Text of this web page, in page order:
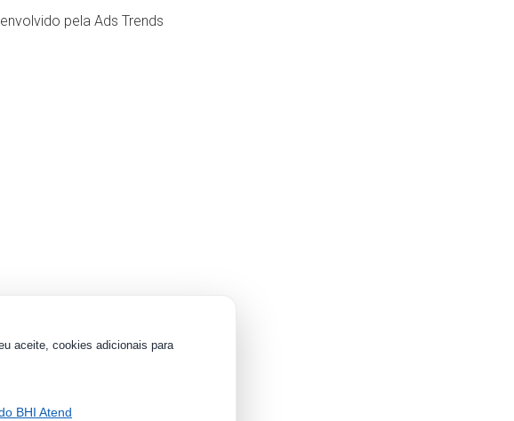
pela Ads Trends
aceite, cookies adicionais para
BHI Atend